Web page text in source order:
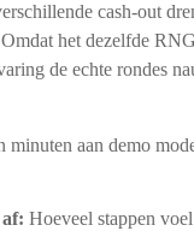
cash‑out
het dezelfde
de echte rondes
minuten aan demo
Hoeveel stappen